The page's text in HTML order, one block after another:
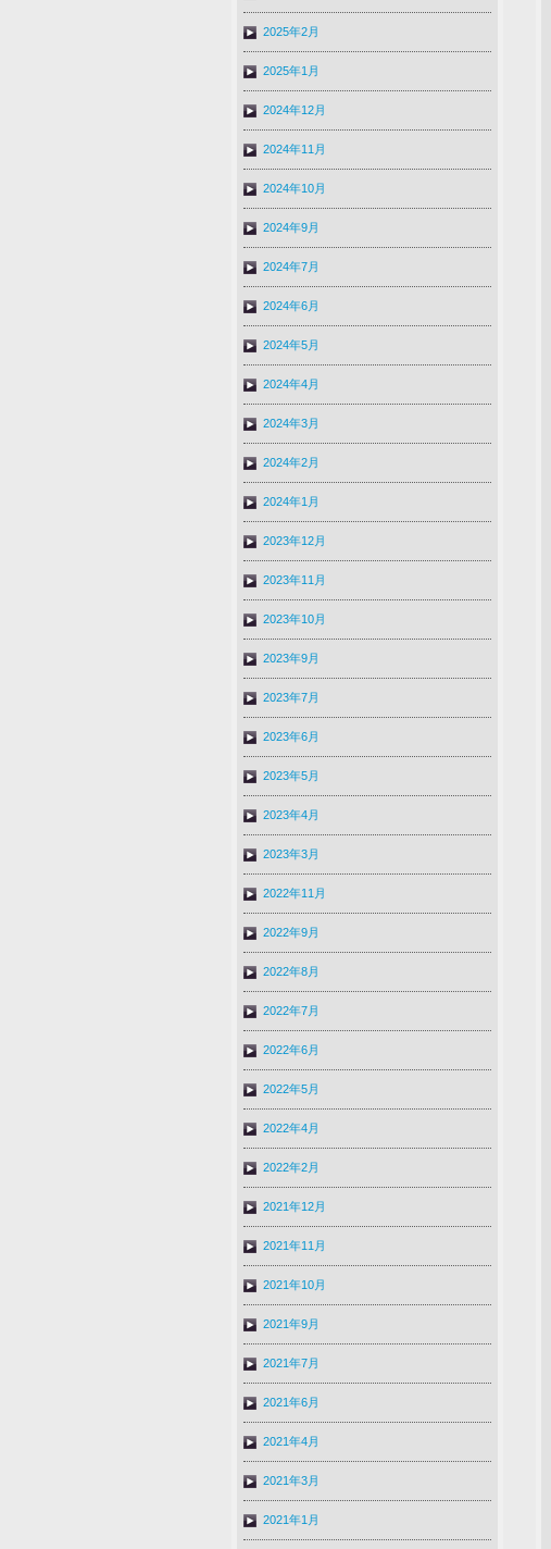
2025年2月
2025年1月
2024年12月
2024年11月
2024年10月
2024年9月
2024年7月
2024年6月
2024年5月
2024年4月
2024年3月
2024年2月
2024年1月
2023年12月
2023年11月
2023年10月
2023年9月
2023年7月
2023年6月
2023年5月
2023年4月
2023年3月
2022年11月
2022年9月
2022年8月
2022年7月
2022年6月
2022年5月
2022年4月
2022年2月
2021年12月
2021年11月
2021年10月
2021年9月
2021年7月
2021年6月
2021年4月
2021年3月
2021年1月